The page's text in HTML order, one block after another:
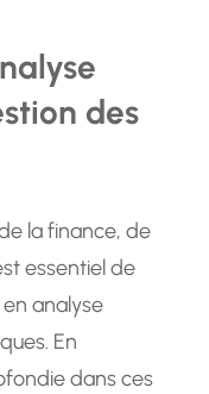
des
la finance, de
essentiel de
analyse
En
dans ces